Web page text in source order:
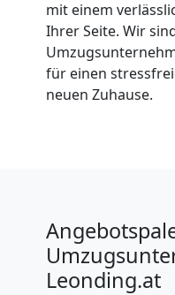
mit einem
Ihrer Seite. Wir
für einen
neuen Zuhause.
Leonding.at